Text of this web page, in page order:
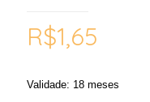
R$1,65
Validade: 18 meses